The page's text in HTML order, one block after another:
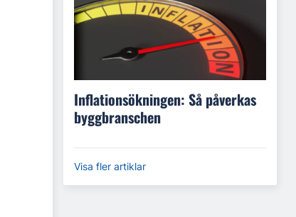
Inflationsökningen: Så påverkas
byggbranschen
Visa fler artiklar